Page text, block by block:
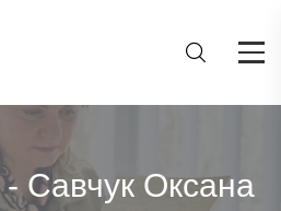
Савчук Оксана